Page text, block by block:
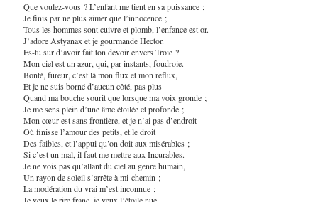
Que voulez-vous ? L’enfant me tient en sa puissance ;
Je finis par ne plus aimer que l’innocence ;
Tous les hommes sont cuivre et plomb, l’enfance est or.
J’adore Astyanax et je gourmande Hector.
Es-tu sûr d’avoir fait ton devoir envers Troie ?
Mon ciel est un azur, qui, par instants, foudroie.
Bonté, fureur, c’est là mon flux et mon reflux,
Et je ne suis borné d’aucun côté, pas plus
Quand ma bouche sourit que lorsque ma voix gronde ;
Je me sens plein d’une âme étoilée et profonde ;
Mon cœur est sans frontière, et je n’ai pas d’endroit
Où finisse l’amour des petits, et le droit
Des faibles, et l’appui qu’on doit aux misérables ;
Si c’est un mal, il faut me mettre aux Incurables.
Je ne vois pas qu’allant du ciel au genre humain,
Un rayon de soleil s’arrête à mi-chemin ;
La modération du vrai m’est inconnue ;